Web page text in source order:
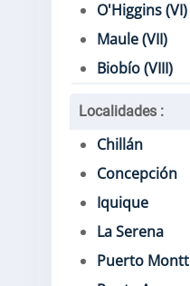
O'Higgins (VI)
Maule (VII)
Biobío (VIII)
Localidades :
Chillán
Concepción
Iquique
La Serena
Puerto Montt